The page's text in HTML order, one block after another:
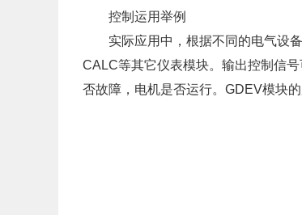
控制运用举例
实际应用中，根据不同的电气设备
CALC等其它仪表模块。输出控制信
否故障，电机是否运行。GDEV模块